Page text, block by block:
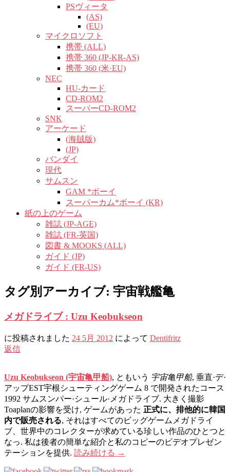
PSヴィータ
(AS)
(EU)
マイクロソフト
携帯 (ALL)
携帯 360 (JP-KR-AS)
携帯 360 (米·EU)
NEC
HU-カード
CD-ROM2
スーパーCD-ROM2
SNK
アーケード
(海賊版)
(JP)
バンダイ
現代
サムスン
GAM *ボーイ
スーパーカム*ボーイ (KR)
紙の上のゲーム
雑誌 (JP-AGE)
雑誌 (FR-英国)
図書 & MOOKS (ALL)
ガイド (JP)
ガイド (FR-US)
タグ別アーカイブ: 宇宙戦艦亀
メガドライブ : Uzu Keobukseon
に投稿されました 24 5月 2012 によって Dentifritz
返信
Uzu Keobukseon (宇宙亀甲船), ともいう 宇宙亀甲船, 垂直·デ·
アップEST宇根シューティングゲーム 8 で開発されたコース
1992 サムスンパー·シュール·メガドライブ. 大きく撮影
Toaplanの影響を受け, ゲームがあった 正式に、排他的に韓国
内で販売される, それはすべてのビッグゲームメガドライ
ブ、世界中のコレクターが求めている珍しい作品のひとつと
なっ. 私は後者の簡単な紹介と私のコピーのビデオプレゼン
テーションを提供. 読み続ける →